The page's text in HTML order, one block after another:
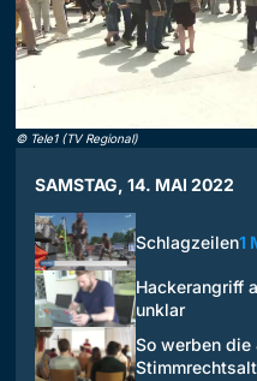
© Tele1 (TV Regional)
SAMSTAG, 14. MAI 2022
Schlagzeilen1
Hackerangriff
unklar
So werben